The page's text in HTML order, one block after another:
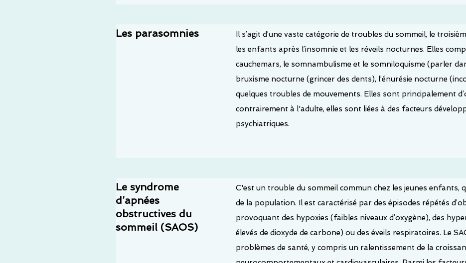
Les parasomnies
Il s’agit d’une vaste catégorie de troubles du sommeil, le
les enfants après l’insomnie et les réveils nocturnes. Elles
cauchemars, le somnambulisme et le somniloquisme (parler
bruxisme nocturne (grincer des dents), l’énurésie nocturne
quelques troubles de mouvements. Elles sont principalement
contrairement à l'adulte, elles sont liées à des facteurs
psychiatriques.
Le syndrome
d’apnées
obstructives du
sommeil (SAOS)
C'est un trouble du sommeil commun chez les jeunes enfants,
de la population. Il est caractérisé par des épisodes répétés
provoquant des hypoxies (faibles niveaux d’oxygène), des
élevés de dioxyde de carbone) ou des éveils respiratoires. Le
problèmes de santé, y compris un ralentissement de la